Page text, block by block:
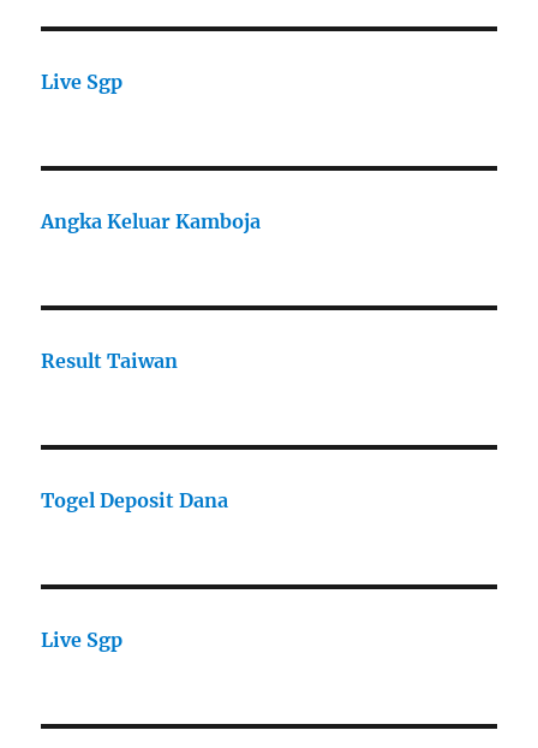
Live Sgp
Angka Keluar Kamboja
Result Taiwan
Togel Deposit Dana
Live Sgp